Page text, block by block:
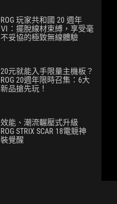
ROG 玩家共和國 20 週年
Ⅵ：擺脫線材束縛，享受毫
不妥協的極致無線體驗
20元就能入手限量主機板？
ROG 20週年限時召集：6大
新品搶先玩！
效能、潮流輾壓式升級
ROG STRIX SCAR 18電競神
裝覺醒